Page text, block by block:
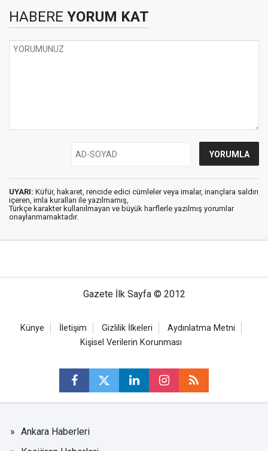
HABERE YORUM KAT
UYARI: Küfür, hakaret, rencide edici cümleler veya imalar, inançlara saldırı
içeren, imla kuralları ile yazılmamış,
Türkçe karakter kullanılmayan ve büyük harflerle yazılmış yorumlar
onaylanmamaktadır.
Gazete İlk Sayfa © 2012
Künye İletişim Gizlilik İlkeleri
Aydınlatma Metni
Kişisel Verilerin Korunması
Ankara Haberleri